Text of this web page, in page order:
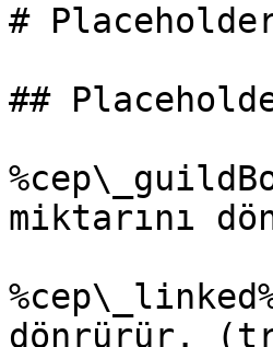
#
##
miktarını
dönrürür.